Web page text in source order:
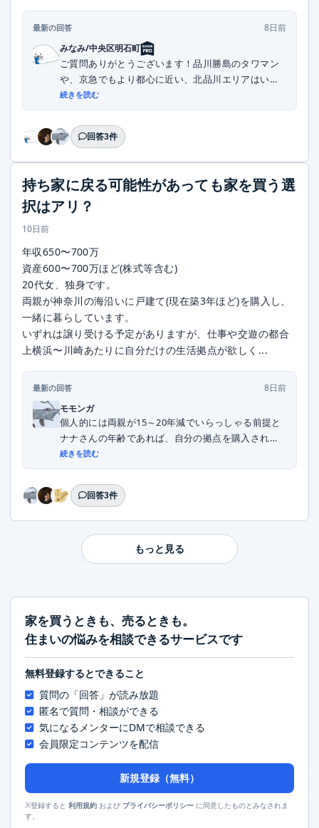
最新の回答
8日前
みなみ/中央区明石町
ご質問ありがとうございます！品川勝島のタワマン
や、京急でもより都心に近い、北品川エリアはいか
がでし...
続きを読む
回答3件
持ち家に戻る可能性があっても家を買う選
択はアリ？
10日前
年収650〜700万
資産600〜700万ほど(株式等含む)
20代女、独身です。
両親が神奈川の海沿いに戸建て(現在築3年ほど)を購入し、
一緒に暮らしています。
いずれは譲り受ける予定がありますが、仕事や交遊の都合
上横浜〜川崎あたりに自分だけの生活拠点が欲しく...
最新の回答
8日前
モモンガ
個人的には両親が15～20年減でいらっしゃる前提と
ナナさんの年齢であれば、自分の拠点を購入される
こ...
続きを読む
回答3件
もっと見る
家を買うときも、売るときも。
住まいの悩みを相談できるサービスです
無料登録するとできること
質問の「回答」が読み放題
匿名で質問・相談ができる
気になるメンターにDMで相談できる
会員限定コンテンツを配信
新規登録（無料）
※登録すると 利用規約 および プライバシーポリシー に同意したものとみなされま
す。